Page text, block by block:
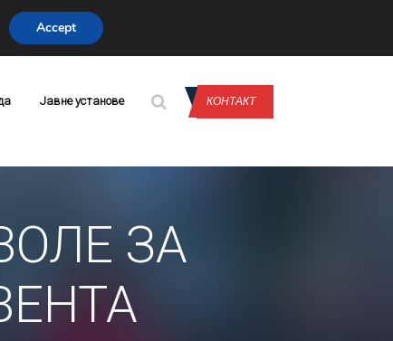
Јавне установе КОНТАКТ
ЗА
Accept